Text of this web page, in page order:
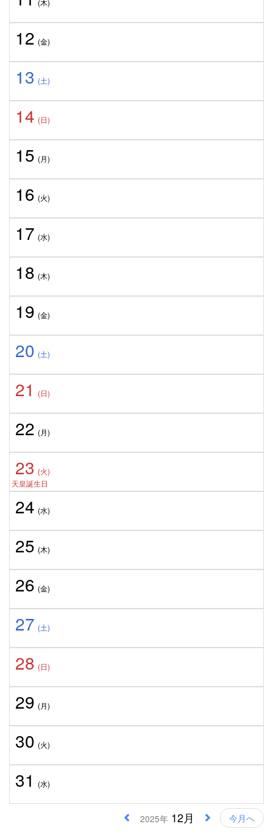
12 (金)
13 (土)
14 (日)
15 (月)
16 (火)
17 (水)
18 (木)
19 (金)
20 (土)
21 (日)
22 (月)
23 (火)
天皇誕生日
24 (水)
25 (木)
26 (金)
27 (土)
28 (日)
29 (月)
30 (火)
31 (水)
2025年 12月 今月へ